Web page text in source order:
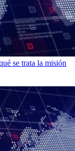
se trata la misión